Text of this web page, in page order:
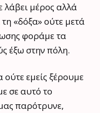
λάβει μέρος αλλά
«δόξα» ούτε μετά
φοράμε τα
έξω στην πόλη.
ούτε εμείς ξέρουμε
σε αυτό το
παρότρυνε,